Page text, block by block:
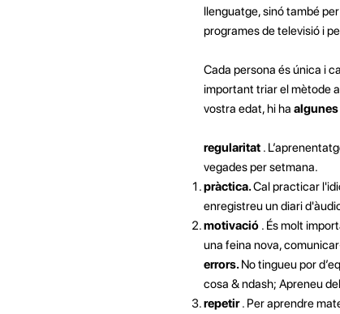
llenguatge, sinó també
programes de televisió i
Cada persona és única i
important triar el mètode
vostra edat, hi ha
regularitat .
vegades per setmana.
pràctica.Cal practicar
enregistreu un diari
motivació . És molt
una feina nova,
errors.No tingueu por
cosa & ndash; Apreneu
repetir. Per aprendre